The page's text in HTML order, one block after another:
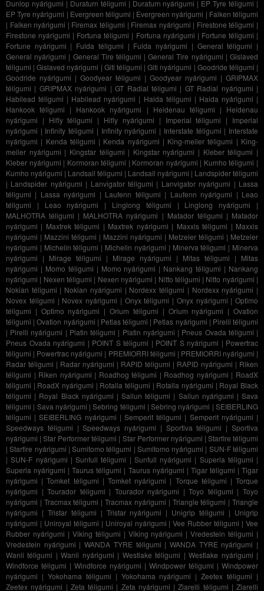
Dunlop nyárigumi | Duraturn téligumi | Duraturn nyárigumi | EP Tyre téligumi |
EP Tyre nyárigumi | Evergreen téligumi | Evergreen nyárigumi | Falken téligumi
| Falken nyárigumi | Firemax téligumi | Firemax nyárigumi | Firestone téligumi |
Firestone nyárigumi | Fortuna téligumi | Fortuna nyárigumi | Fortune téligumi |
Fortune nyárigumi | Fulda téligumi | Fulda nyárigumi | General téligumi |
General nyárigumi | General Tire téligumi |General Tire nyárigumi |Gislaved
téligumi |Gislaved nyárigumi | Giti téligumi |Giti nyárigumi | Goodride téligumi |
Goodride nyárigumi | Goodyear téligumi | Goodyear nyárigumi | GRIPMAX
téligumi | GRIPMAX nyárigumi |GT Radial téligumi | GT Radial nyárigumi |
Habilead téligumi | Habilead nyárigumi | Haida téligumi | Haida nyárigumi |
Hankook téligumi | Hankook nyárigumi | Heidenau téligumi | Heidenau
nyárigumi | Hifly téligumi | Hifly nyárigumi | Imperial téligumi | Imperial
nyárigumi | Infinity téligumi | Infinity nyárigumi | Interstate téligumi | Interstate
nyárigumi | Kenda téligumi | Kenda nyárigumi | King-meiler téligumi | King-
meiler nyárigumi | Kingstar téligumi | Kingstar nyárigumi | Kleber téligumi |
Kleber nyárigumi | Kormoran téligumi | Kormoran nyárigumi | Kumho téligumi |
Kumho nyárigumi | Landsail téligumi | Landsail nyárigumi | Landspider téligumi
| Landspider nyárigumi | Lanvigator téligumi | Lanvigator nyárigumi | Lassa
téligumi | Lassa nyárigumi | Laufenn téligumi | Laufenn nyárigumi | Leao
téligumi | Leao nyárigumi | Linglong téligumi | Linglong nyárigumi |
MALHOTRA téligumi | MALHOTRA nyárigumi | Matador téligumi | Matador
nyárigumi | Maxtrek téligumi | Maxtrek nyárigumi | Maxxis téligumi | Maxxis
nyárigumi | Mazzini téligumi | Mazzini nyárigumi | Metzeler téligumi | Metzeler
nyárigumi | Michelin téligumi | Michelin nyárigumi | Minerva téligumi | Minerva
nyárigumi | Mirage téligumi | Mirage nyárigumi | Mitas téligumi | Mitas
nyárigumi | Momo téligumi | Momo nyárigumi | Nankang téligumi | Nankang
nyárigumi | Nexen téligumi | Nexen nyárigumi | Nitto téligumi | Nitto nyárigumi |
Nokian téligumi | Nokian nyárigumi | Nordexx téligumi | Nordexx nyárigumi |
Novex téligumi | Novex nyárigumi | Onyx téligumi | Onyx nyárigumi | Optimo
téligumi | Optimo nyárigumi |Orium téligumi | Orium nyárigumi |Ovation
téligumi |Ovation nyárigumi | Petlas téligumi | Petlas nyárigumi | Pirelli téligumi
| Pirelli nyárigumi | Platin téligumi | Platin nyárigumi | Pneus Ovada téligumi |
Pneus Ovada nyárigumi | POINT S téligumi | POINT S nyárigumi | Powertrac
téligumi | Powertrac nyárigumi | PREMIORRI téligumi | PREMIORRI nyárigumi |
Radar téligumi | Radar nyárigumi | RAPID téligumi | RAPID nyárigumi | Riken
téligumi | Riken nyárigumi | Roadhog téligumi | Roadhog nyárigumi | RoadX
téligumi | RoadX nyárigumi | Rotalla téligumi | Rotalla nyárigumi | Royal Black
téligumi | Royal Black nyárigumi |Sailun téligumi | Sailun nyárigumi |Sava
téligumi | Sava nyárigumi |Sebring téligumi |Sebring nyárigumi |SEIBERLING
téligumi |SEIBERLING nyárigumi |Semperit téligumi | Semperit nyárigumi |
Speedways téligumi |Speedways nyárigumi | Sportiva téligumi |Sportiva
nyárigumi |Star Performer téligumi | Star Performer nyárigumi | Starfire téligumi
|Starfire nyárigumi |Sumitomo téligumi | Sumitomo nyárigumi | SUN-F téligumi
|SUN-F nyárigumi | Sunfull téligumi | Sunfull nyárigumi | Superia téligumi |
Superia nyárigumi |Taurus téligumi | Taurus nyárigumi | Tigar téligumi |Tigar
nyárigumi |Tomket téligumi | Tomket nyárigumi | Torque téligumi |Torque
nyárigumi |Tourador téligumi | Tourador nyárigumi |Toyo téligumi |Toyo
nyárigumi | Tracmax téligumi |Tracmax nyárigumi | Triangle téligumi |Triangle
nyárigumi | Tristar téligumi | Tristar nyárigumi | Unigrip téligumi | Unigrip
nyárigumi | Uniroyal téligumi | Uniroyal nyárigumi |Vee Rubber téligumi |Vee
Rubber nyárigumi | Viking téligumi | Viking nyárigumi |Vredestein téligumi |
Vredestein nyárigumi |WANDA TYRE téligumi | WANDA TYRE nyárigumi |
Wanli téligumi |Wanli nyárigumi | Westlake téligumi |Westlake nyárigumi |
Windforce téligumi | Windforce nyárigumi | Windpower téligumi | Windpower
nyárigumi | Yokohama téligumi | Yokohama nyárigumi |Zeetex téligumi |
Zeetex nyárigumi | Zeta téligumi | Zeta nyárigumi |Ziarelli téligumi | Ziarelli